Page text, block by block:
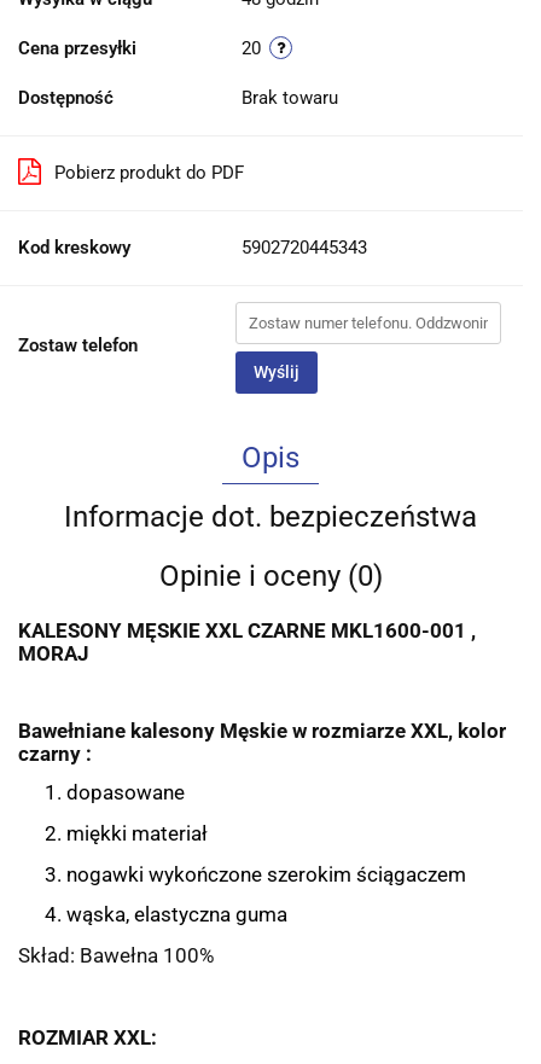
Cena przesyłki 20
Dostępność Brak towaru
Pobierz produkt do PDF
Kod kreskowy 5902720445343
Zostaw telefon
Wyślij
Opis
Informacje dot. bezpieczeństwa
Opinie i oceny (0)
KALESONY MĘSKIE XXL CZARNE MKL1600-001 ,
MORAJ
Bawełniane kalesony Męskie w rozmiarze XXL, kolor
czarny :
dopasowane
miękki materiał
nogawki wykończone szerokim ściągaczem
wąska, elastyczna guma
Skład: Bawełna 100%
ROZMIAR XXL: